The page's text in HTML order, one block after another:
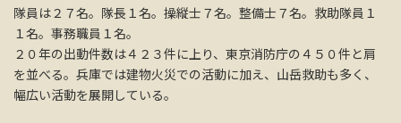
隊員は２７名。隊長１名。操縦士７名。整備士７名。救助隊員１
１名。事務職員１名。
２０年の出動件数は４２３件に上り、東京消防庁の４５０件と肩
を並べる。兵庫では建物火災での活動に加え、山岳救助も多く、
幅広い活動を展開している。